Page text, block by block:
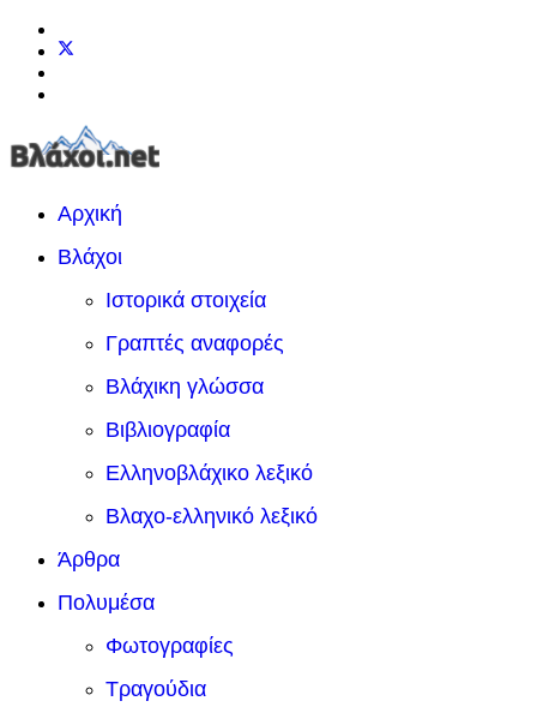
Αρχική
Βλάχοι
Ιστορικά στοιχεία
Γραπτές αναφορές
Βλάχικη γλώσσα
Βιβλιογραφία
Ελληνοβλάχικο λεξικό
Βλαχο-ελληνικό λεξικό
Άρθρα
Πολυμέσα
Φωτογραφίες
Τραγούδια